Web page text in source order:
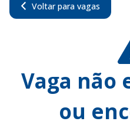
Voltar para vagas
Vaga não
ou